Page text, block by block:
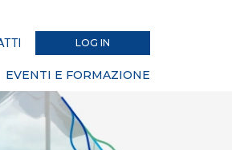
LOG IN
EVENTI E FORMAZIONE